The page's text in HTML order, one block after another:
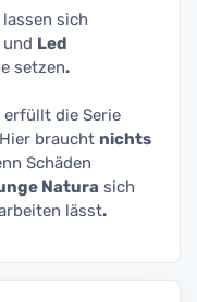
lassen sich
und Led
setzen.
erfüllt die Serie
Hier braucht nichts
Schäden
Natura sich
lässt.